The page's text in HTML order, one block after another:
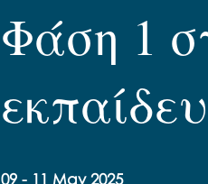
Φάση 1
09 - 11 May 2025